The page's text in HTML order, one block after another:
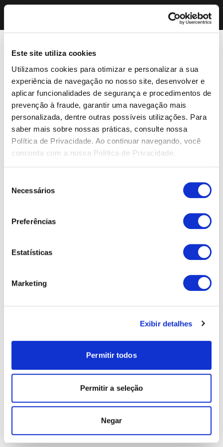
Este site utiliza cookies
Utilizamos cookies para otimizar e personalizar a sua
experiência de navegação no nosso site, desenvolver e
aplicar funcionalidades de segurança e procedimentos de
prevenção à fraude, garantir uma navegação mais
personalizada, dentre outras possíveis utilizações. Para
saber mais sobre nossas práticas, consulte nossa
Política de Privacidade. Ao continuar navegando, você
concorda com a nossa Política de Privacidade.
Necessários
Preferências
Estatísticas
Marketing
Exibir detalhes
Permitir todos
Permitir a seleção
Negar